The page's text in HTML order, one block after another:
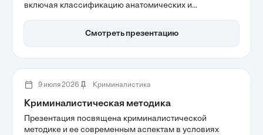
включая классификацию анатомических и
фиксации. Особое внимание уделяется современным
технологиям, таким как 3D-моделирование и
Смотреть презентацию
9 июля 2026 Криминалистика
Криминалистическая методика
Презентация посвящена криминалистической
методике и ее современным аспектам в условиях